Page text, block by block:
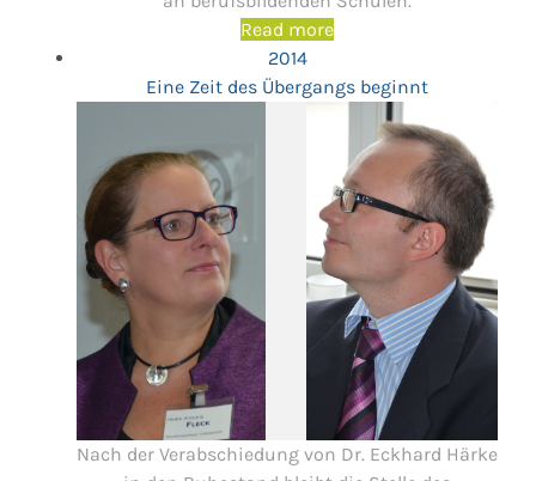
Read more
2014
Eine Zeit des Übergangs beginnt
Nach der Verabschiedung von Dr. Eckhard Härke